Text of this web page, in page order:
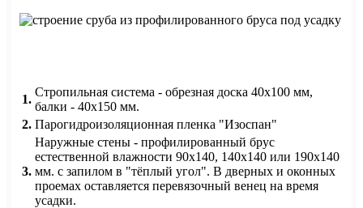
1.
Стропильная система - обрезная доска 40х100 мм,
балки - 40х150 мм.
2. Парогидроизоляционная пленка "Изоспан"
3.
Наружные стены - профилированный брус
естественной влажности 90х140, 140х140 или 190х140
мм. с запилом в "тёплый угол". В дверных и оконных
проемах оставляется перевязочный венец на время
усадки.